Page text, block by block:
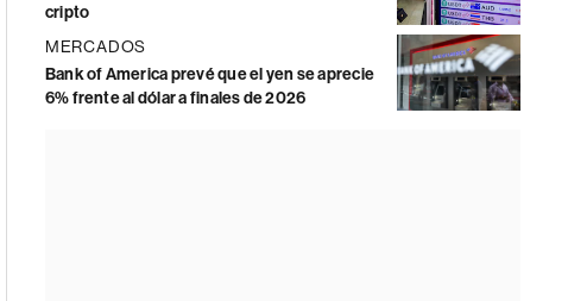
cripto
MERCADOS
Bank of America prevé que el yen se aprecie
6% frente al dólar a finales de 2026